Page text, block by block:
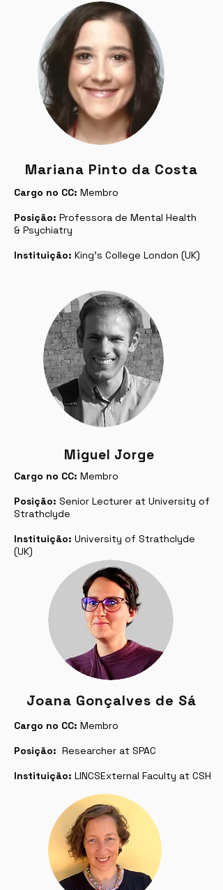
Mariana Pinto da Costa
Cargo no CC: Membro
Posição: Professora de Mental Health
& Psychiatry
Instituição: King's College London (UK)
Miguel Jorge
Cargo no CC: Membro
Posição: Senior Lecturer at University of
Strathclyde
Instituição: University of Strathclyde
(UK)
Joana Gonçalves de Sá
Cargo no CC: Membro
Posição: Researcher at SPAC
Instituição: LINCSExternal Faculty at CSH